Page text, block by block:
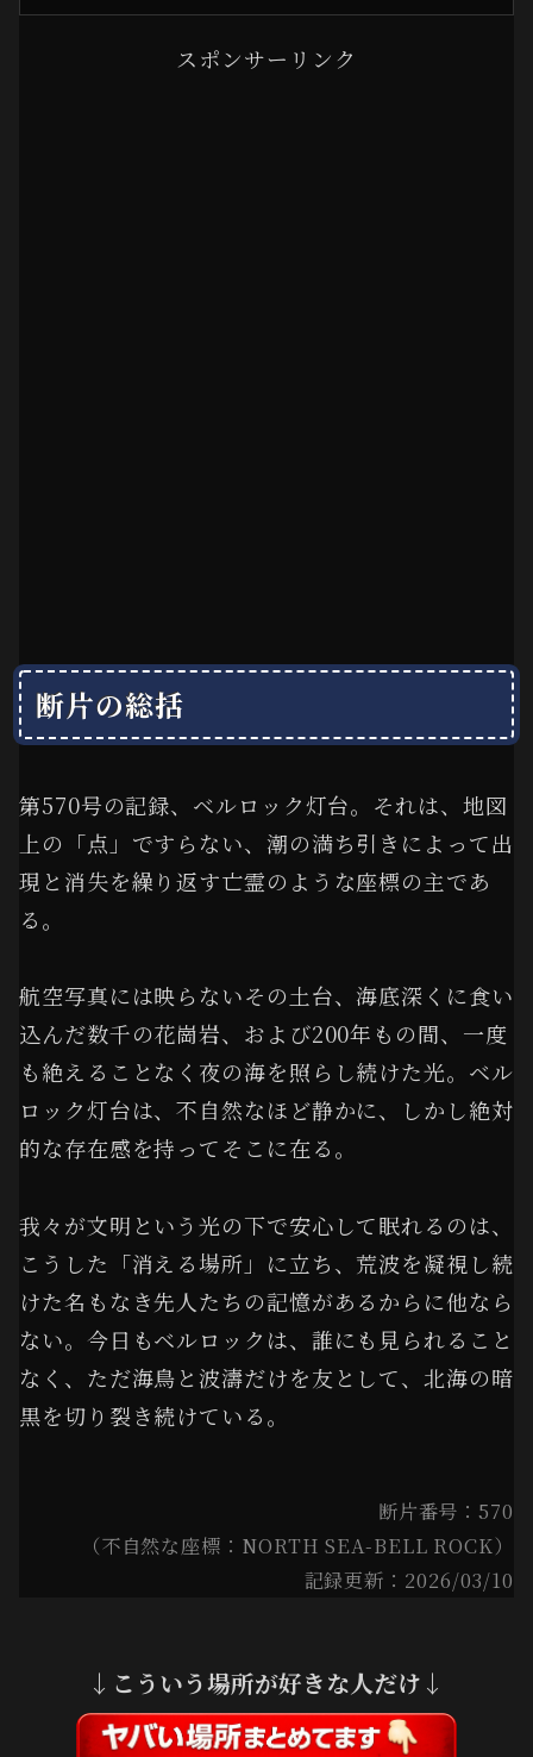
スポンサーリンク
断片の総括
第570号の記録、ベルロック灯台。それは、地図
上の「点」ですらない、潮の満ち引きによって出
現と消失を繰り返す亡霊のような座標の主であ
る。
航空写真には映らないその土台、海底深くに食い
込んだ数千の花崗岩、および200年もの間、一度
も絶えることなく夜の海を照らし続けた光。ベル
ロック灯台は、不自然なほど静かに、しかし絶対
的な存在感を持ってそこに在る。
我々が文明という光の下で安心して眠れるのは、
こうした「消える場所」に立ち、荒波を凝視し続
けた名もなき先人たちの記憶があるからに他なら
ない。今日もベルロックは、誰にも見られること
なく、ただ海鳥と波濤だけを友として、北海の暗
黒を切り裂き続けている。
断片番号：570
（不自然な座標：NORTH SEA-BELL ROCK）
記録更新：2026/03/10
↓こういう場所が好きな人だけ↓